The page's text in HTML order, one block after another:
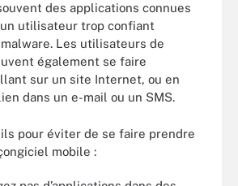
des applications connues
utilisateur trop confiant
Les utilisateurs de
également se faire
sur un site Internet, ou en
dans un e-mail ou un SMS.
pour éviter de se faire prendre
mobile :